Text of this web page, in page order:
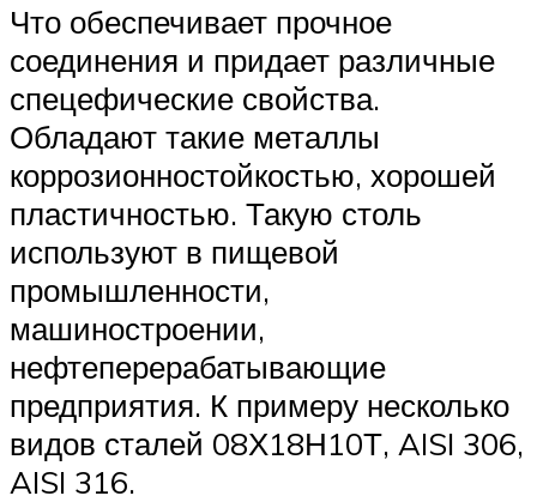
Что обеспечивает прочное
соединения и придает различные
спецефические свойства.
Обладают такие металлы
коррозионностойкостью, хорошей
пластичностью. Такую столь
используют в пищевой
промышленности,
машиностроении,
нефтеперерабатывающие
предприятия. К примеру несколько
видов сталей 08Х18Н10Т, AISI 306,
AISI 316.